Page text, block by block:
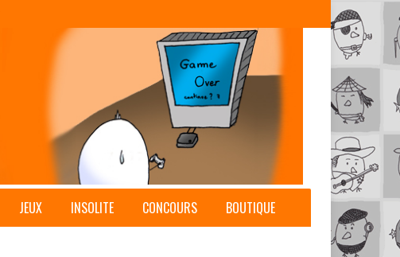
JEUX INSOLITE CONCOURS BOUTIQUE